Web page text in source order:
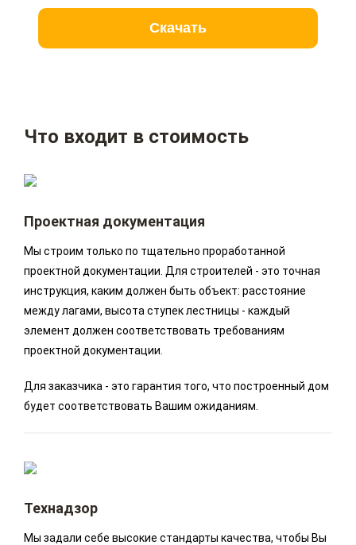
Скачать
Что входит в стоимость
Проектная документация
Мы строим только по тщательно проработанной
проектной документации. Для строителей - это точная
инструкция, каким должен быть объект: расстояние
между лагами, высота ступек лестницы - каждый
элемент должен соответствовать требованиям
проектной документации.
Для заказчика - это гарантия того, что построенный дом
будет соответствовать Вашим ожиданиям.
Технадзор
Мы задали себе высокие стандарты качества, чтобы Вы